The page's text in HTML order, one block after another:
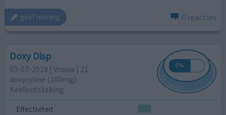
geef mening 0 reacties
Doxy Disp
03-07-2018 | Vrouw | 21
doxycyline (100mg)
Keelontsteking
Effectiviteit